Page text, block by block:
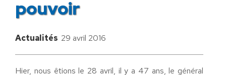
pouvoir
Actualités 29 avril 2016
Hier, nous êtions le 28 avril, il y a 47 ans, le général